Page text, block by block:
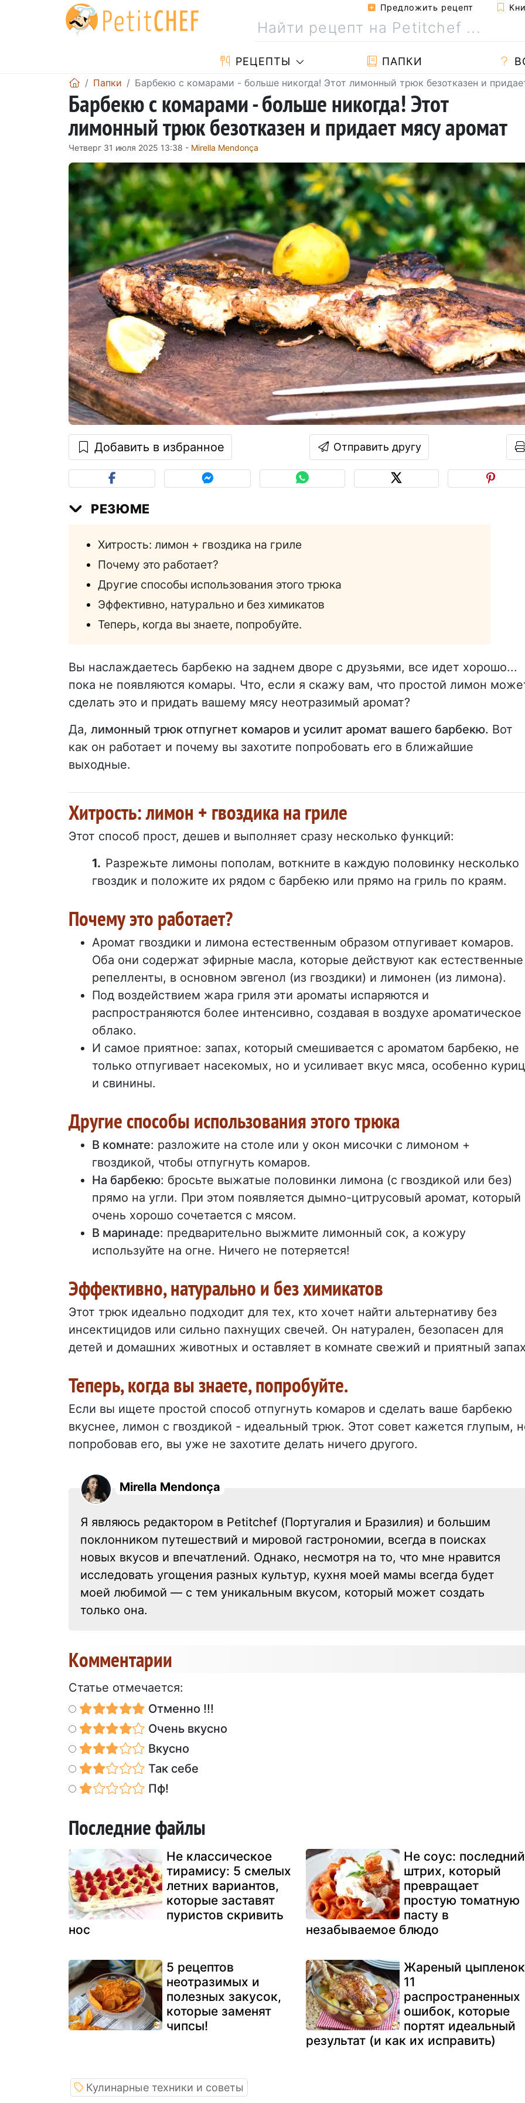
Предложить рецепт
PЕЦЕПТЫ ПАПКИ
Папки Барбекю с комарами - больше никогда! Этот лимонный трюк безотказен и
Барбекю с комарами - больше никогда! Этот
лимонный трюк безотказен и придает мясу аромат
Четверг 31 июля 2025 13:38 - Mirella Mendonça
Добавить в избранное Отправить другу
РЕЗЮМЕ
Хитрость: лимон + гвоздика на гриле
Почему это работает?
Другие способы использования этого трюка
Эффективно, натурально и без химикатов
Теперь, когда вы знаете, попробуйте.
Вы наслаждаетесь барбекю на заднем дворе с друзьями, все идет хорошо...
пока не появляются комары. Что, если я скажу вам, что простой лимон
сделать это и придать вашему мясу неотразимый аромат?
Да, лимонный трюк отпугнет комаров и усилит аромат вашего барбекю. Вот
как он работает и почему вы захотите попробовать его в ближайшие
выходные.
Хитрость: лимон + гвоздика на гриле
Этот способ прост, дешев и выполняет сразу несколько функций:
Разрежьте лимоны пополам, воткните в каждую половинку несколько
гвоздик и положите их рядом с барбекю или прямо на гриль по краям.
Почему это работает?
Аромат гвоздики и лимона естественным образом отпугивает комаров.
Оба они содержат эфирные масла, которые действуют как естественные
репелленты, в основном эвгенол (из гвоздики) и лимонен (из лимона).
Под воздействием жара гриля эти ароматы испаряются и
распространяются более интенсивно, создавая в воздухе ароматическое
облако.
И самое приятное: запах, который смешивается с ароматом барбекю, не
только отпугивает насекомых, но и усиливает вкус мяса, особенно
и свинины.
Другие способы использования этого трюка
В комнате: разложите на столе или у окон мисочки с лимоном +
гвоздикой, чтобы отпугнуть комаров.
На барбекю: бросьте выжатые половинки лимона (с гвоздикой или без)
прямо на угли. При этом появляется дымно-цитрусовый аромат, который
очень хорошо сочетается с мясом.
В маринаде: предварительно выжмите лимонный сок, а кожуру
используйте на огне. Ничего не потеряется!
Эффективно, натурально и без химикатов
Этот трюк идеально подходит для тех, кто хочет найти альтернативу без
инсектицидов или сильно пахнущих свечей. Он натурален, безопасен для
детей и домашних животных и оставляет в комнате свежий и приятный
Теперь, когда вы знаете, попробуйте.
Если вы ищете простой способ отпугнуть комаров и сделать ваше барбекю
вкуснее, лимон с гвоздикой - идеальный трюк. Этот совет кажется глупым,
попробовав его, вы уже не захотите делать ничего другого.
Mirella Mendonça
Я являюсь редактором в Petitchef (Португалия и Бразилия) и большим
поклонником путешествий и мировой гастрономии, всегда в поисках
новых вкусов и впечатлений. Однако, несмотря на то, что мне нравится
исследовать угощения разных культур, кухня моей мамы всегда будет
моей любимой — с тем уникальным вкусом, который может создать
только она.
Kомментарии
Статье отмечается:
Отменно !!!
Очень вкусно
Вкусно
Так себе
Пф!
Последние файлы
Не классическое
тирамису: 5 смелых
летних вариантов,
которые заставят
пуристов скривить
нос
Не соус: последний
штрих, который
превращает
простую томатную
пасту в
незабываемое блюдо
5 рецептов
неотразимых и
полезных закусок,
которые заменят
чипсы!
Жареный
11
распространенных
ошибок, которые
портят идеальный
результат (и как их исправить)
Кулинарные техники и советы